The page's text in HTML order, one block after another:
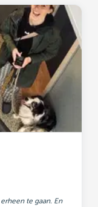
te gaan. En